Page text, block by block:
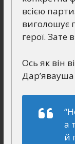
всією
виголошує
герої. Зате
Ось як він
а
й